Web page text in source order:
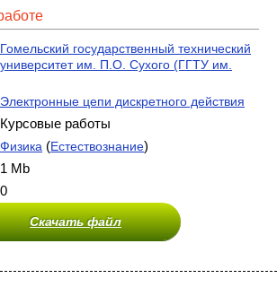
Гомельский государственный технический
университет им. П.О. Сухого (ГГТУ им.
Электронные цепи дискретного действия
Курсовые работы
Физика (Естествознание)
1 Mb
0
Скачать файл